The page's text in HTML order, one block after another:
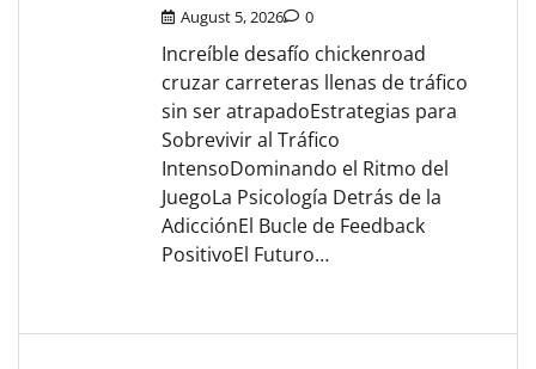
August 5, 2026 0
Increíble desafío chickenroad
cruzar carreteras llenas de tráfico
sin ser atrapadoEstrategias para
Sobrevivir al Tráfico
IntensoDominando el Ritmo del
JuegoLa Psicología Detrás de la
AdicciónEl Bucle de Feedback
PositivoEl Futuro…